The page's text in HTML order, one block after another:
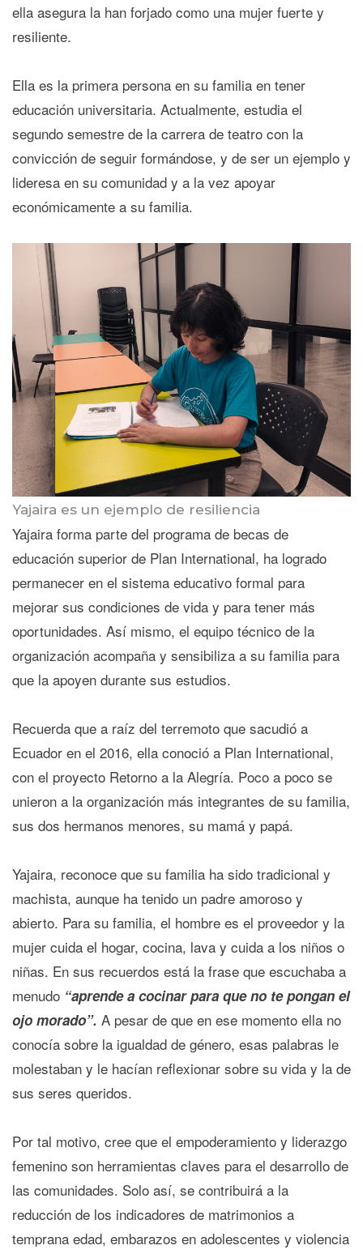
ella asegura la han forjado como una mujer fuerte y
resiliente.
Ella es la primera persona en su familia en tener
educación universitaria. Actualmente, estudia el
segundo semestre de la carrera de teatro con la
convicción de seguir formándose, y de ser un ejemplo y
lideresa en su comunidad y a la vez apoyar
económicamente a su familia.
Yajaira es un ejemplo de resiliencia
Yajaira forma parte del programa de becas de
educación superior de Plan International, ha logrado
permanecer en el sistema educativo formal para
mejorar sus condiciones de vida y para tener más
oportunidades. Así mismo, el equipo técnico de la
organización acompaña y sensibiliza a su familia para
que la apoyen durante sus estudios.
Recuerda que a raíz del terremoto que sacudió a
Ecuador en el 2016, ella conoció a Plan International,
con el proyecto Retorno a la Alegría. Poco a poco se
unieron a la organización más integrantes de su familia,
sus dos hermanos menores, su mamá y papá.
Yajaira, reconoce que su familia ha sido tradicional y
machista, aunque ha tenido un padre amoroso y
abierto. Para su familia, el hombre es el proveedor y la
mujer cuida el hogar, cocina, lava y cuida a los niños o
niñas. En sus recuerdos está la frase que escuchaba a
menudo “aprende a cocinar para que no te pongan el
ojo morado”. A pesar de que en ese momento ella no
conocía sobre la igualdad de género, esas palabras le
molestaban y le hacían reflexionar sobre su vida y la de
sus seres queridos.
Por tal motivo, cree que el empoderamiento y liderazgo
femenino son herramientas claves para el desarrollo de
las comunidades. Solo así, se contribuirá a la
reducción de los indicadores de matrimonios a
temprana edad, embarazos en adolescentes y violencia